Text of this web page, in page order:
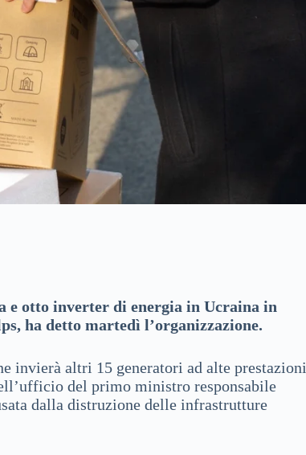
e otto inverter di energia in Ucraina in
ha detto martedì l’organizzazione.
invierà altri 15 generatori ad alte prestazioni
del primo ministro responsabile
dalla distruzione delle infrastrutture